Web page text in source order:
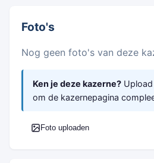
Foto's
Nog geen foto's van deze
Ken je deze kazerne?
om de kazernepagina
Foto uploaden